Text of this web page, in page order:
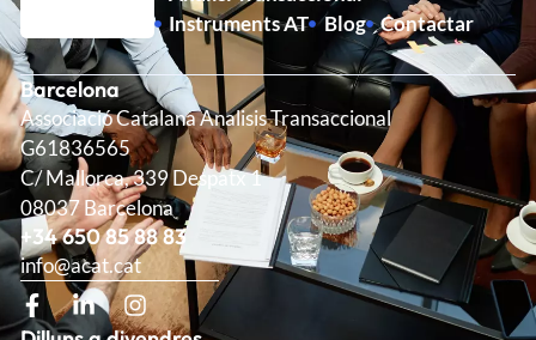
Instruments AT Blog Contactar
Barcelona
Associació Catalana Analisis Transaccional
G61836565
C/ Mallorca, 339 Despatx 1
08037 Barcelona
+34 650 85 88 83
info@acat.cat